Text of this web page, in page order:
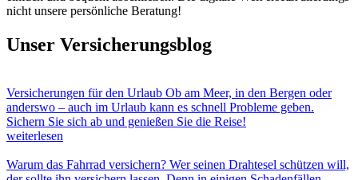
nicht unsere persönliche Beratung!
Unser Versicherungsblog
Versicherungen für den Urlaub Ob am Meer, in den Bergen oder
anderswo – auch im Urlaub kann es schnell Probleme geben.
Sichern Sie sich ab und genießen Sie die Reise!
weiterlesen
Warum das Fahrrad versichern? Wer seinen Drahtesel schützen will,